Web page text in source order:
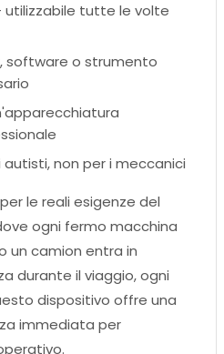
utilizzabile tutte le volte
software o strumento
non per i meccanici
le reali esigenze del
ogni fermo macchina
un camion entra in
durante il viaggio, ogni
dispositivo offre una
immediata per